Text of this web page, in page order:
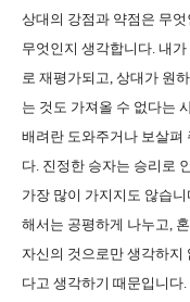
상대의 강점과 약점은 무
무엇인지 생각합니다. 내
로 재평가되고, 상대가 원
는 것도 가져올 수 없다는
배려란 도와주거나 보살펴
다. 진정한 승자는 승리로
가장 많이 가지지도 않습
해서는 공평하게 나누고,
자신의 것으로만 생각하지
다고 생각하기 때문입니다